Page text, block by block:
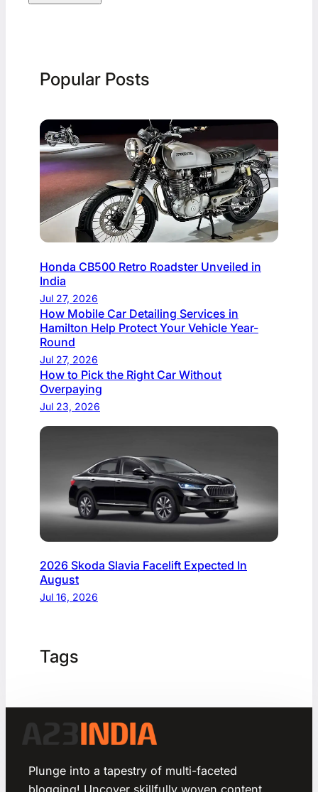
Popular Posts
Honda CB500 Retro Roadster Unveiled in
India
Jul 27, 2026
How Mobile Car Detailing Services in
Hamilton Help Protect Your Vehicle Year-
Round
Jul 27, 2026
How to Pick the Right Car Without
Overpaying
Jul 23, 2026
2026 Skoda Slavia Facelift Expected In
August
Jul 16, 2026
Tags
Plunge into a tapestry of multi-faceted